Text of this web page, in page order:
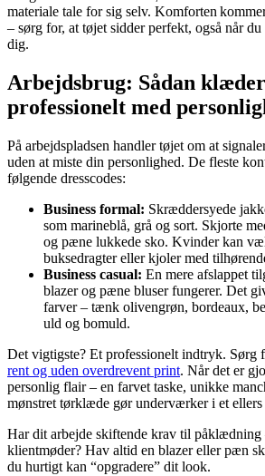
materiale tale for sig selv. Komforten
– sørg for, at tøjet sidder perfekt, også når
dig.
Arbejdsbrug: Sådan
professionelt med
På arbejdspladsen handler tøjet om at
uden at miste din personlighed. De fleste
følgende dresscodes:
Business formal: Skræddersyede
som marineblå, grå og sort. Skjorte
og pæne lukkede sko. Kvinder kan
buksedragter eller kjoler med
Business casual: En mere afslappet
blazer og pæne bluser fungerer. Det
farver – tænk olivengrøn, bordeaux,
uld og bomuld.
Det vigtigste? Et professionelt indtryk. Sørg
rent og uden overdrevent print. Når det er
personlig flair – en farvet taske, unikke
mønstret tørklæde gør underværker i et
Har dit arbejde skiftende krav til påklædning
klientmøder? Hav altid en blazer eller pæn
du hurtigt kan “opgradere” dit look.